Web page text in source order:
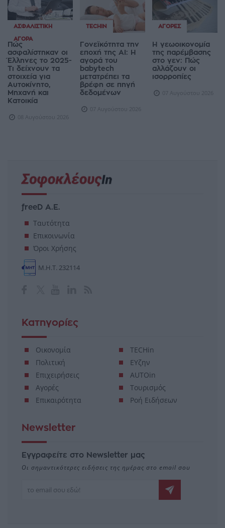
ΑΣΦΑΛΙΣΤΙΚΉ
ΑΓΟΡΆ
Πώς
ασφαλίστηκαν οι
Έλληνες το 2025-
Τι δείχνουν τα
στοιχεία για
Αυτοκίνητο,
Μηχανή και
Κατοικία
08 Αυγούστου 2026
TECHIN
Γονεϊκότητα την
εποχή της AI: Η
αγορά του
babytech
μετατρέπει τα
βρέφη σε πηγή
δεδομένων
07 Αυγούστου 2026
ΑΓΟΡΈΣ
Η γεωοικονομία
της παρέμβασης
στο γεν: Πώς
αλλάζουν οι
ισορροπίες
07 Αυγούστου 2026
freeD Α.Ε.
Ταυτότητα
Επικοινωνία
Όροι Χρήσης
Μ.Η.Τ. 232114
Κατηγορίες
Οικονομία
Πολιτική
Επιχειρήσεις
Αγορές
Επικαιρότητα
TECHin
ΕΥζην
AUTOin
Τουρισμός
Ροή Ειδήσεων
Newsletter
Εγγραφείτε στο Newsletter μας
Οι σημαντικότερες ειδήσεις της ημέρας στο email σου